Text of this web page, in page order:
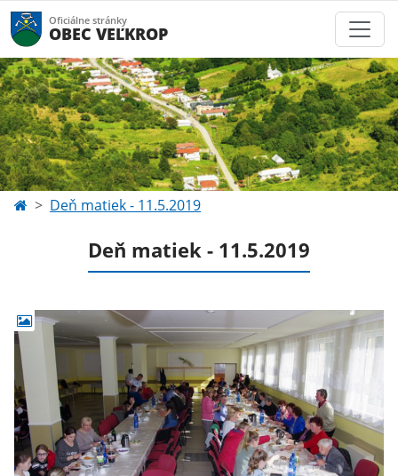
Oficiálne stránky
OBEC VEĽKROP
Deň matiek - 11.5.2019
Deň matiek - 11.5.2019